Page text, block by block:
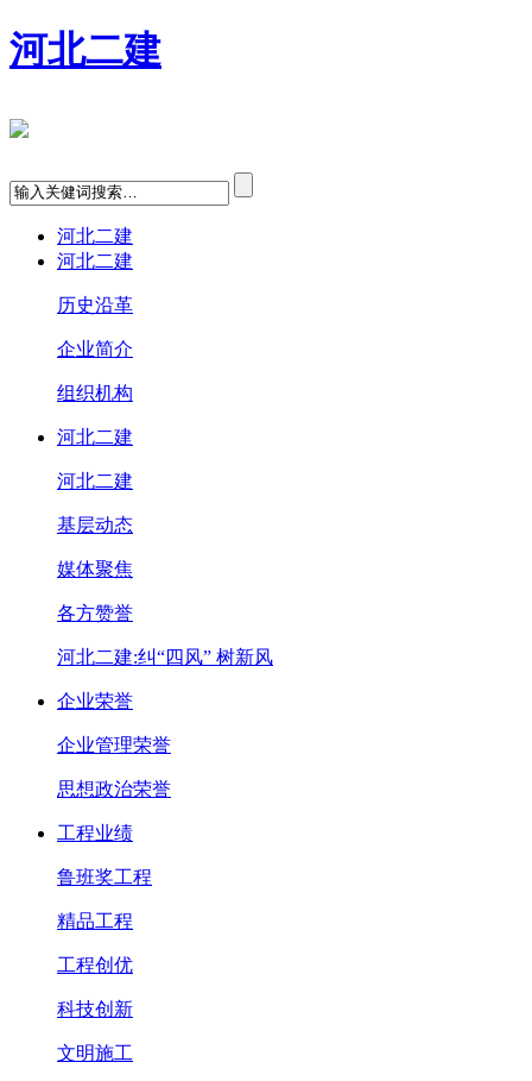
河北二建
河北二建
河北二建
历史沿革
企业简介
组织机构
河北二建
河北二建
基层动态
媒体聚焦
各方赞誉
河北二建:纠“四风” 树新风
企业荣誉
企业管理荣誉
思想政治荣誉
工程业绩
鲁班奖工程
精品工程
工程创优
科技创新
文明施工